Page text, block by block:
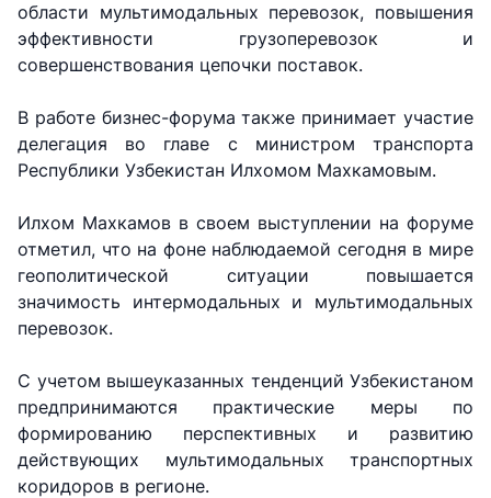
АО
"Uzbekistan
Airways"
АО
"O'zbekiston
temir yo'llari"
АО
"Uzbekistan
области мультимодальных перевозок, повышения
эффективности грузоперевозок и
совершенствования цепочки поставок.
В работе бизнес-форума также принимает участие
делегация во главе с министром транспорта
Республики Узбекистан Илхомом Махкамовым.
Илхом Махкамов в своем выступлении на форуме
отметил, что на фоне наблюдаемой сегодня в мире
геополитической ситуации повышается
значимость интермодальных и мультимодальных
перевозок.
С учетом вышеуказанных тенденций Узбекистаном
предпринимаются практические меры по
формированию перспективных и развитию
действующих мультимодальных транспортных
коридоров в регионе.